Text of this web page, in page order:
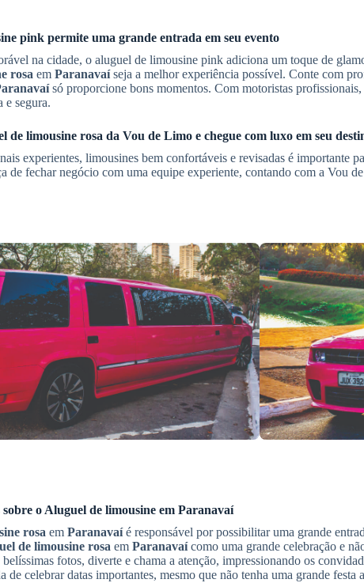
pink permite uma grande entrada em seu evento
na cidade, o aluguel de limousine pink adiciona um toque de
rosa em Paranavaíseja a melhor experiência possível. Conte com
só proporcione bons momentos. Com motoristas
e segura.
de limousine rosa da Vou de Limo e chegue com luxo em seu
experientes, limousines bem confortáveis e revisadas é importante
de fechar negócio com uma equipe experiente, contando com a Vou
o Aluguel de limousine em Paranavaí
rosa em Paranavaíé responsável por possibilitar uma grande
de limousine rosa em Paranavaícomo uma grande celebração e
fotos, diverte e chama a atenção, impressionando os
de celebrar datas importantes, mesmo que não tenha uma grande festa